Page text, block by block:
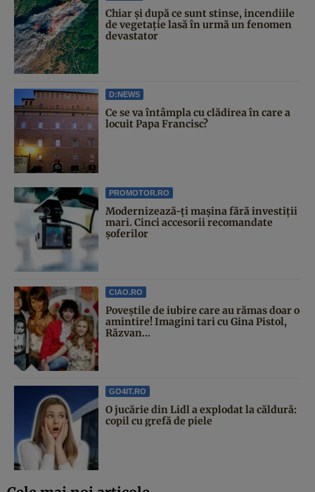
Chiar și după ce sunt stinse, incendiile
de vegetație lasă în urmă un fenomen
devastator
D:NEWS
Ce se va întâmpla cu clădirea în care a
locuit Papa Francisc?
PROMOTOR.RO
Modernizează-ți mașina fără investiții
mari. Cinci accesorii recomandate
șoferilor
CIAO.RO
Poveştile de iubire care au rămas doar o
amintire! Imagini tari cu Gina Pistol,
Răzvan...
GO4IT.RO
O jucărie din Lidl a explodat la căldură:
copil cu grefă de piele